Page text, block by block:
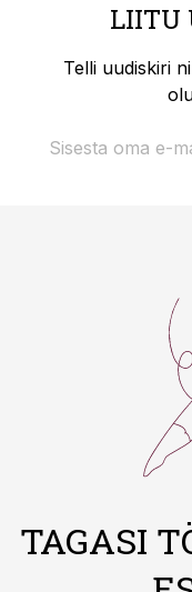
LIITU
Telli uudiskiri
TAGASI